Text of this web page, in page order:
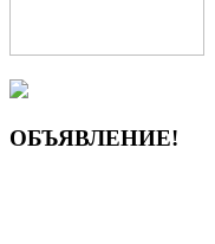
ОБЪЯВЛЕНИЕ!